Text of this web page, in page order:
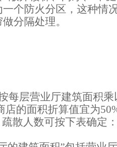
个防火分区，这种情
分隔处理。
每层营业厅建筑面积
店的面积折算值宜为
散人数可按下表确定